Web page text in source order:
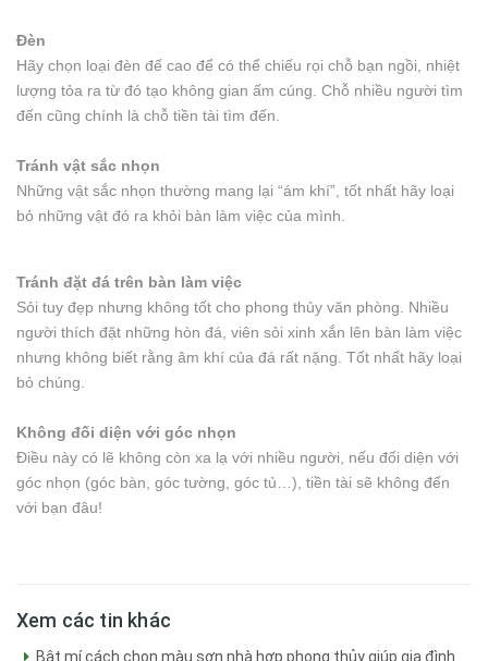
Đèn
Hãy chọn loại đèn đế cao để có thể chiếu rọi chỗ bạn ngồi, nhiệt
lượng tỏa ra từ đó tạo không gian ấm cúng. Chỗ nhiều người tìm
đến cũng chính là chỗ tiền tài tìm đến.
Tránh vật sắc nhọn
Những vật sắc nhọn thường mang lại “ám khí”, tốt nhất hãy loại
bỏ những vật đó ra khỏi bàn làm việc của mình.
Tránh đặt đá trên bàn làm việc
Sỏi tuy đẹp nhưng không tốt cho phong thủy văn phòng. Nhiều
người thích đặt những hòn đá, viên sỏi xinh xắn lên bàn làm việc
nhưng không biết rằng âm khí của đá rất nặng. Tốt nhất hãy loại
bỏ chúng.
Không đối diện với góc nhọn
Điều này có lẽ không còn xa lạ với nhiều người, nếu đối diện với
góc nhọn (góc bàn, góc tường, góc tủ…), tiền tài sẽ không đến
với bạn đâu!
Xem các tin khác
Bật mí cách chọn màu sơn nhà hợp phong thủy giúp gia đình